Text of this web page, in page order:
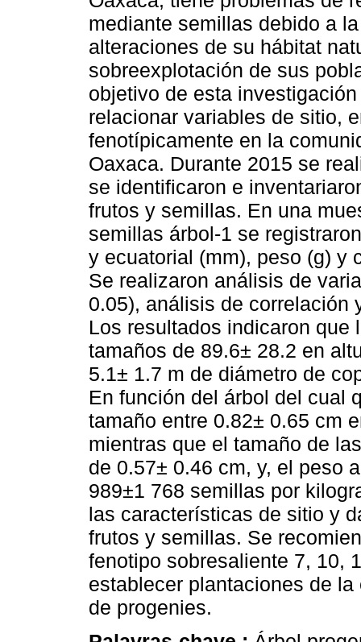
mediante semillas debido a
alteraciones de su hábitat
sobreexplotación de sus
objetivo de esta
relacionar variables de sitio,
fenotípicamente en la
Oaxaca. Durante 2015 se
se identificaron e
frutos y semillas. En una
semillas árbol-1 se
y ecuatorial (mm), peso (g) y
Se realizaron análisis de
0.05), análisis de correlación
Los resultados indicaron
tamaños de 89.6± 28.2 en
5.1± 1.7 m de diámetro de
En función del árbol del cual
tamaño entre 0.82± 0.65 cm
mientras que el tamaño de
de 0.57± 0.46 cm, y, el peso
989±1 768 semillas por
las características de sitio y
frutos y semillas. Se
fenotipo sobresaliente 7, 10,
establecer plantaciones de
de progenies.